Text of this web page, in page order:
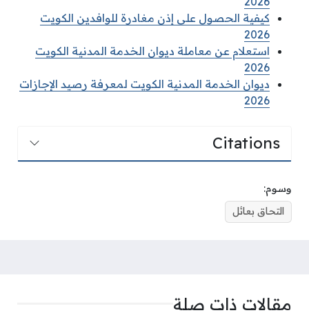
كيفية الحصول على إذن مغادرة للوافدين الكويت
2026
استعلام عن معاملة ديوان الخدمة المدنية الكويت
2026
ديوان الخدمة المدنية الكويت لمعرفة رصيد الإجازات
2026
Citations
وسوم:
التحاق بعائل
مقالات ذات صلة